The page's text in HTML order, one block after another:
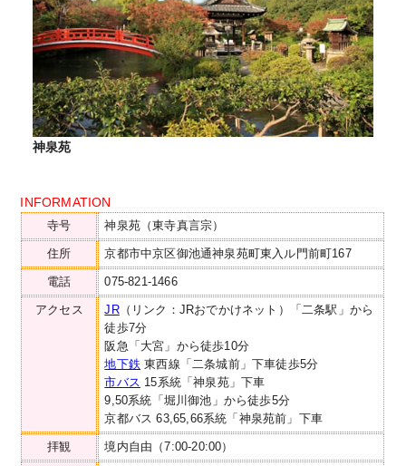
神泉苑
INFORMATION
寺号
神泉苑（東寺真言宗）
住所 京都市中京区御池通神泉苑町東入ル門前町167
電話 075-821-1466
アクセス JR（リンク：JRおでかけネット）「二条駅」から
徒歩7分
阪急「大宮」から徒歩10分
地下鉄 東西線「二条城前」下車徒歩5分
市バス 15系統「神泉苑」下車
9,50系統「堀川御池」から徒歩5分
京都バス 63,65,66系統「神泉苑前」下車
拝観 境内自由（7:00-20:00）